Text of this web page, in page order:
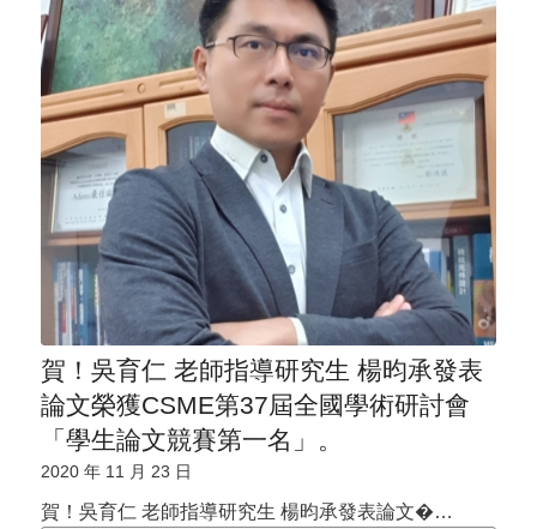
賀！吳育仁 老師指導研究生 楊昀承發表
論文榮獲CSME第37屆全國學術研討會
「學生論文競賽第一名」。
2020 年 11 月 23 日
賀！吳育仁 老師指導研究生 楊昀承發表論文�…